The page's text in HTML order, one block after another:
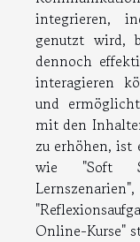
integrieren,
genutzt wird,
dennoch
interagieren
und
mit den
zu erhöhen, ist
wie "Soft
Online-Kurse"